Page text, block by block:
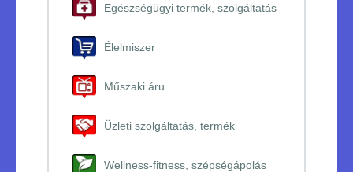
Egészségügyi termék, szolgáltatás
Élelmiszer
Műszaki áru
Üzleti szolgáltatás, termék
Wellness-fitness, szépségápolás